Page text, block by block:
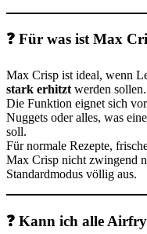
❓ Für was ist Max
Max Crisp ist ideal, wenn
stark erhitzt werden sollen.
Die Funktion eignet sich
Nuggets oder alles, was
soll.
Für normale Rezepte,
Max Crisp nicht zwingend
Standardmodus völlig aus.
❓ Kann ich alle